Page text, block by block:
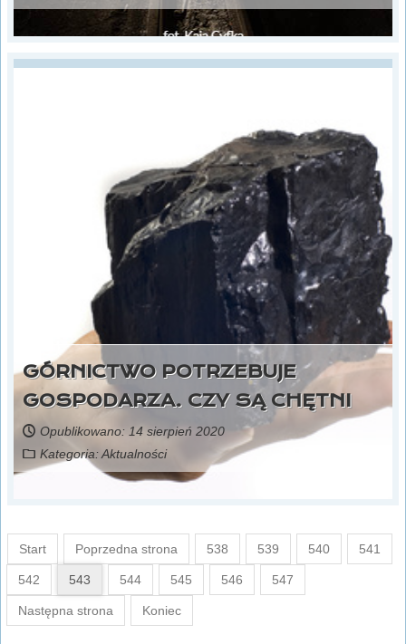
GÓRNICTWO POTRZEBUJE
GOSPODARZA. CZY SĄ CHĘTNI
Opublikowano: 14 sierpień 2020
Kategoria:Aktualności
Start Poprzedna strona 538 539 540 541
542 543 544 545 546 547
Następna strona Koniec